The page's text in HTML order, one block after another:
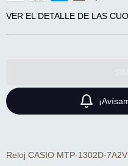
VER EL DETALLE DE LAS
Reloj CASIO MTP-1302D-